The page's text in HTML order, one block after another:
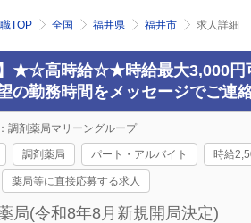
TOP 全国 福井県 福井市 求人詳細
】★☆高時給☆★時給最大3,000円
の勤務時間をメッセージでご連
調剤薬局マリーングループ
調剤薬局 パート・アルバイト 時給
薬局等に直接応募する求人
局(令和8年8月新規開局決定)